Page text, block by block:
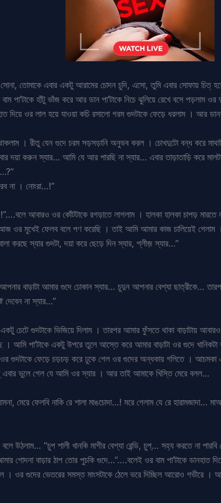
তোমাকে এবার একটু আরামের চোদন চুদি, এসো, তুমি এবার সোফায়
পা’টাকে হাঁটু ভাঁজ করে আর ডান পা’টাকে নিচে ঝুলিয়ে রেখে বসে
দিয়ে ওর লাল হয়ে যাওয়া কচি রসালো গরম গুদটাকে ফেড়ে ধরলাম । আর
। রীতু যেন গুদে চরম সড়সড়ানি অনুভব করল । চোখদুটো বন্ধ করে
দয়া করুন স্যার… আমি যে আর পারছি না স্যার… এবার তাড়াতাড়ি করে
না । নোংরা…!”
আবারও ওর কোঁটটাকে রগড়াতে লাগলাম । হালকা হালকা চাপড় মারতে
ওর মুখেই ফেলব বলে পণ করেছি । তাই আমি আমার কাজ চালিয়েই
করছে স্যার গুদটা, দয়া করে ছেড়ে দিন স্যার, প্লীজ় স্যার…”
বাড়াটা আমার গুদে ঢোকান স্যার… চুদুন আপনার বেশ্যা ছাত্রীকে…
না স্যার…”
গুদটাকে ভিজিয়ে দিলাম । তারপর আমার ফুঁসতে থাকা বাড়াটায় আবারও
আমি পা’টাকে একটু উপরে তুলে আস্তে করে আমার বাড়াটা ওর গুদে খানিকটা
ওর গুদটাকে ফেড়ে চড়চড় করে ঢুকে গেল ওর গুদের অন্ধকার গলিতে ।
ভুলে গেল যে আমি ওর স্যার । আর তাই আমাকে খিস্তি মেরে বলল…
ঢ্যামনা, মেরে ফেলবি নাকি রে শালা মাঙচোদা…! মরে গেলাম যে রে
“চুপ শালী খানকি মাগীর বেশ্যা রেন্ডি, চুপ্… সহ্য করতে না
গোদনা বাড়ার ঠাপ তোর পুচকি গুদে…”….বলেই ওর বাম পা’টাকে ডানহাত
। ওর গুদের ভেতরের সমস্ত মাংসটাকে ঠেলে ভরে দিচ্ছিল আরোও গভীরে